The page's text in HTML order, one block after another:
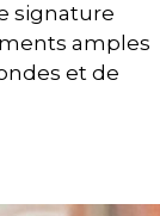
signature
amples
et de